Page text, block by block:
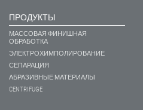
ПРОДУКТЫ
МАССОВАЯ ФИНИШНАЯ
ОБРАБОТКА
ЭЛЕКТРОХИМПОЛИРОВАНИЕ
СЕПАРАЦИЯ
АБРАЗИВНЫЕ МАТЕРИАЛЫ
CENTRIFUGE